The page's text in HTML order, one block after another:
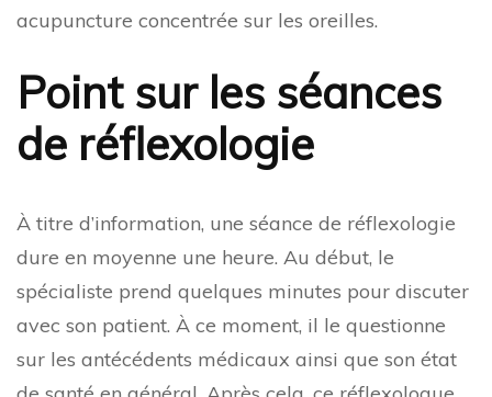
acupuncture concentrée sur les oreilles.
Point sur les séances
de réflexologie
À titre d’information, une séance de réflexologie
dure en moyenne une heure. Au début, le
spécialiste prend quelques minutes pour discuter
avec son patient. À ce moment, il le questionne
sur les antécédents médicaux ainsi que son état